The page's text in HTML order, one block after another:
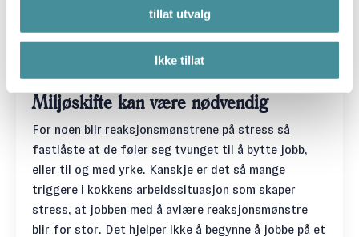
tillat utvalg
Ikke tillat
på en hensiktsmessig måte. Det er
å bytte jobb eller yrke.
Miljøskifte kan være nødvendig
For noen blir reaksjonsmønstrene på stress så
fastlåste at de føler seg tvunget til å bytte jobb,
eller til og med yrke. Kanskje er det så mange
triggere i kokkens arbeidssituasjon som skaper
stress, at jobben med å avlære reaksjonsmønstre
blir for stor. Det hjelper ikke å begynne å jobbe på et